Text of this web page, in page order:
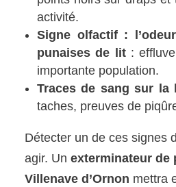
activité.
Signe olfactif :
punaises de lit: effluve
importante population.
Traces de sang sur la
taches, preuves de
Détecter un de ces signes
agir. Unexterminateur de
Villenave d’Ornon mettra